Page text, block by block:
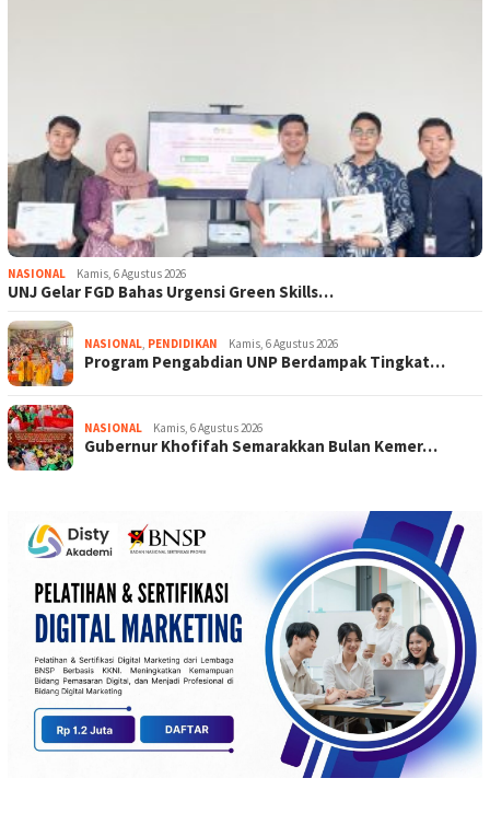
NASIONAL Kamis, 6 Agustus 2026
UNJ Gelar FGD Bahas Urgensi Green Skills…
NASIONAL PENDIDIKAN Kamis, 6 Agustus 2026
Program Pengabdian UNP Berdampak Tingkat…
NASIONAL Kamis, 6 Agustus 2026
Gubernur Khofifah Semarakkan Bulan Kemer…